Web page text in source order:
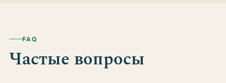
FAQ
Частые вопросы